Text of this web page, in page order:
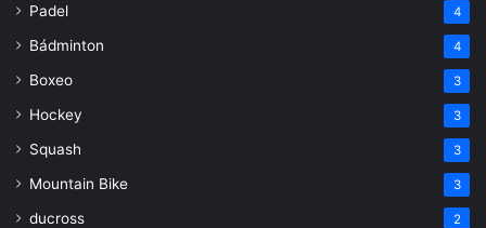
Padel 4
Bádminton 4
Boxeo 3
Hockey 3
Squash 3
Mountain Bike 3
ducross 2